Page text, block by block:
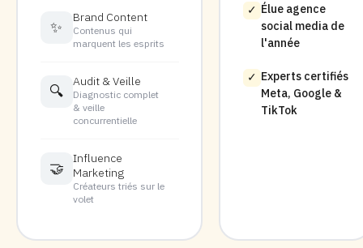
✨
Brand Content
Contenus qui
marquent les esprits
🔍
Audit & Veille
Diagnostic complet
& veille
concurrentielle
🤝
Influence
Marketing
Créateurs triés sur le
volet
✓ Élue agence
social media de
l'année
✓ Experts certifiés
Meta, Google &
TikTok